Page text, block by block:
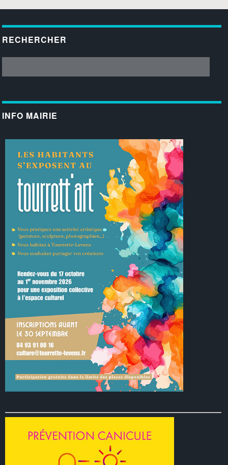
RECHERCHER
INFO MAIRIE